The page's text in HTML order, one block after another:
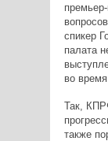
спикер
палата
во
Так,
также